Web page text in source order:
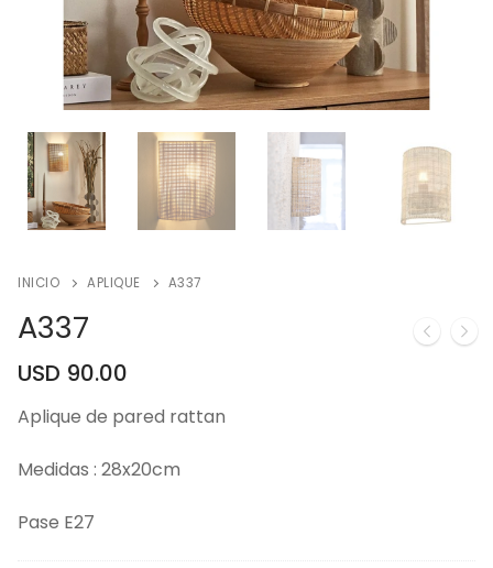
INICIO APLIQUE A337
A337
USD 90.00
Aplique de pared rattan
Medidas : 28x20cm
Pase E27